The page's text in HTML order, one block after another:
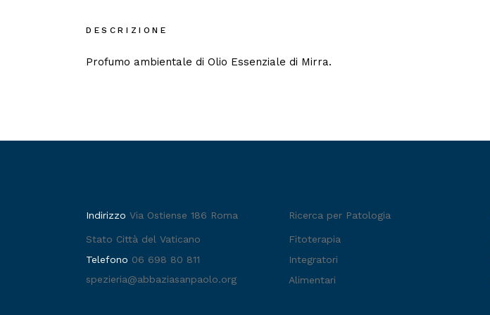
DESCRIZIONE
Profumo ambientale di Olio Essenziale di Mirra.
Indirizzo Via Ostiense 186 Roma
Stato Città del Vaticano
Telefono 06 698 80 811
spezieria@abbaziasanpaolo.org
Ricerca per Patologia
Fitoterapia
Integratori
Alimentari